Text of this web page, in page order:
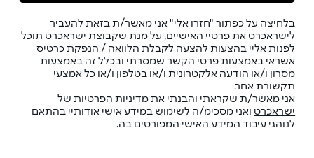
בלחיצה על כפתור "חזרו אלי" אני מאשר/ת בזאת להעביר
לישראכרט את פרטיי האישיים, על מנת שקבוצת ישראכרט תוכל
לפנות אליי בהצעות להצעה לקבלת הלוואה / הנפקת כרטיס
אשראי באמצעות פרטי הקשר שמסרתי ובכלל זה באמצעות
מסרון ו/או הודעה אלקטרונית ו/או בטלפון ו/או כל אמצעי
תקשורת אחר.
אני מאשר/ת שקראתי והבנתי את מדיניות הפרטיות של
ישראכרט ואני מסכימ/ה לשימוש במידע אישי אודותיי בהתאם
לנוהגי עיבוד המידע האישי המפורטים בה.